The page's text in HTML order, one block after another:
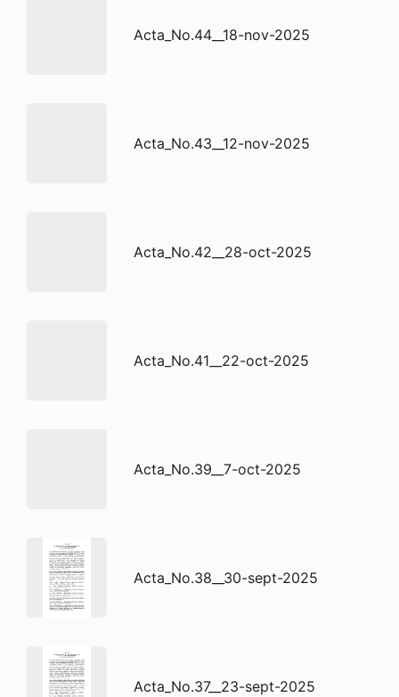
Acta_No.44__18-nov-2025
Acta_No.43__12-nov-2025
Acta_No.42__28-oct-2025
Acta_No.41__22-oct-2025
Acta_No.39__7-oct-2025
Acta_No.38__30-sept-2025
Acta_No.37__23-sept-2025